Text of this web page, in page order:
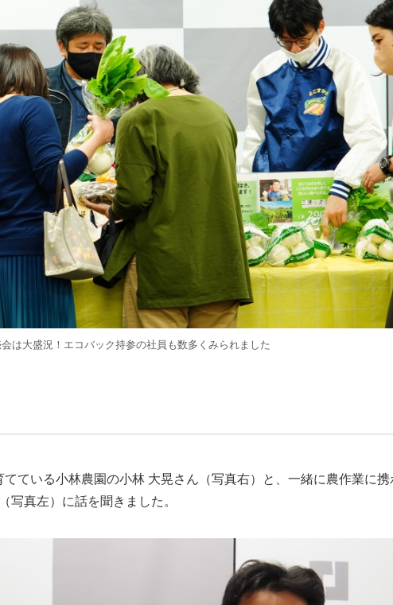
は大盛況！エコバック持参の社員も数多くみられました
ている小林農園の小林 大晃さん（写真右）と、一緒に農作業に
写真左）に話を聞きました。